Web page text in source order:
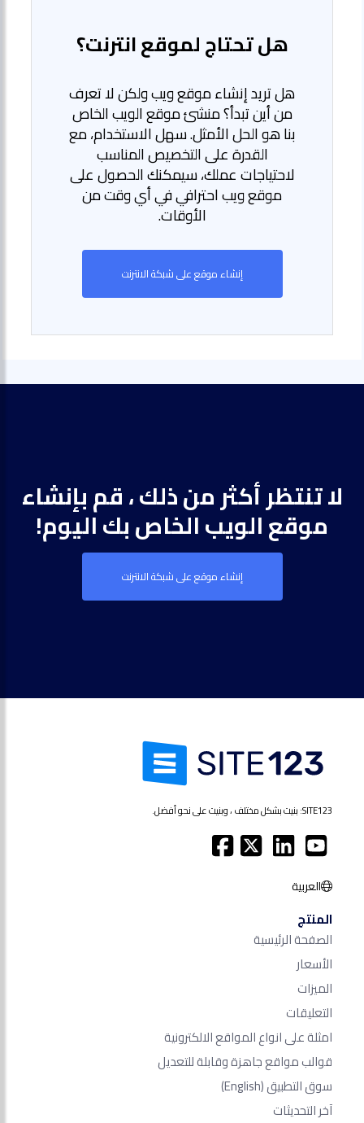
هل تحتاج لموقع انترنت؟
هل تريد إنشاء موقع ويب ولكن لا تعرف
من أين تبدأ؟ منشئ موقع الويب الخاص
بنا هو الحل الأمثل. سهل الاستخدام، مع
القدرة على التخصيص المناسب
لاحتياجات عملك، سيمكنك الحصول على
موقع ويب احترافي في أي وقت من
الأوقات.
إنشاء موقع على شبكة الانترنت
لا تنتظر أكثر من ذلك ، قم بإنشاء
موقع الويب الخاص بك اليوم!
إنشاء موقع على شبكة الانترنت
SITE123: بنيت بشكل مختلف ، وبنيت على نحو أفضل.
العربية
المنتج
الصفحة الرئيسية
الأسعار
الميزات
التعليقات
امثلة على انواع المواقع الالكترونية
قوالب مواقع جاهزة وقابلة للتعديل
سوق التطبيق(English)
آخر التحديثات